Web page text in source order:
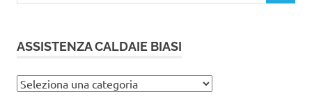
ASSISTENZA CALDAIE BIASI
Assistenza